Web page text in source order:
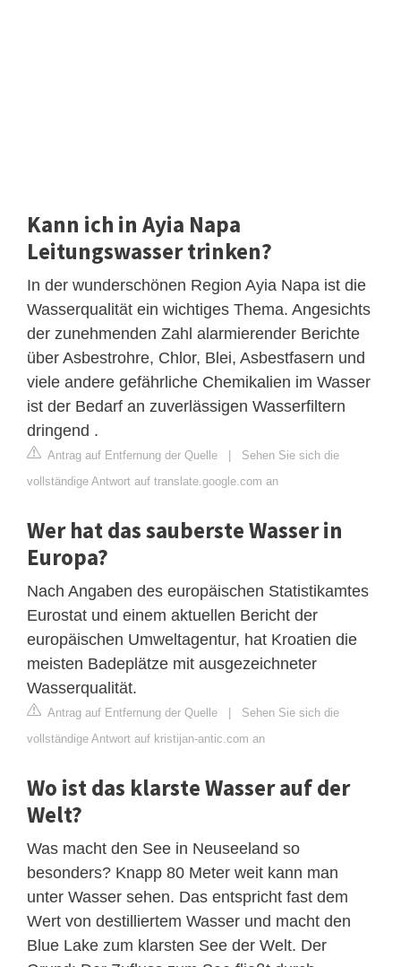
Kann ich in Ayia Napa
Leitungswasser trinken?
In der wunderschönen Region Ayia Napa ist die
Wasserqualität ein wichtiges Thema. Angesichts
der zunehmenden Zahl alarmierender Berichte
über Asbestrohre, Chlor, Blei, Asbestfasern und
viele andere gefährliche Chemikalien im Wasser
ist der Bedarf an zuverlässigen Wasserfiltern
dringend .
Antrag auf Entfernung der Quelle | Sehen Sie sich die
vollständige Antwort auf translate.google.com an
Wer hat das sauberste Wasser in
Europa?
Nach Angaben des europäischen Statistikamtes
Eurostat und einem aktuellen Bericht der
europäischen Umweltagentur, hat Kroatien die
meisten Badeplätze mit ausgezeichneter
Wasserqualität.
Antrag auf Entfernung der Quelle | Sehen Sie sich die
vollständige Antwort auf kristijan-antic.com an
Wo ist das klarste Wasser auf der
Welt?
Was macht den See in Neuseeland so
besonders? Knapp 80 Meter weit kann man
unter Wasser sehen. Das entspricht fast dem
Wert von destilliertem Wasser und macht den
Blue Lake zum klarsten See der Welt. Der